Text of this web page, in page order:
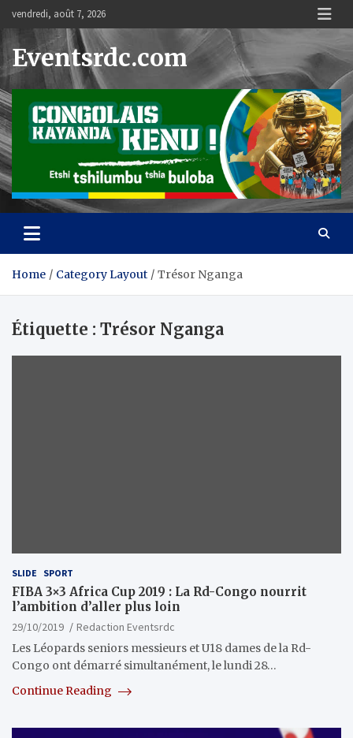
content
vendredi, août 7, 2026
Eventsrdc.com
Home Category Layout Trésor Nganga
Étiquette : Trésor Nganga
SLIDE SPORT
FIBA 3×3 Africa Cup 2019 : La Rd-Congo nourrit
l’ambition d’aller plus loin
29/10/2019
Redaction Eventsrdc
Les Léopards seniors messieurs et U18 dames de la Rd-
Congo ont démarré simultanément, le lundi 28…
Continue Reading